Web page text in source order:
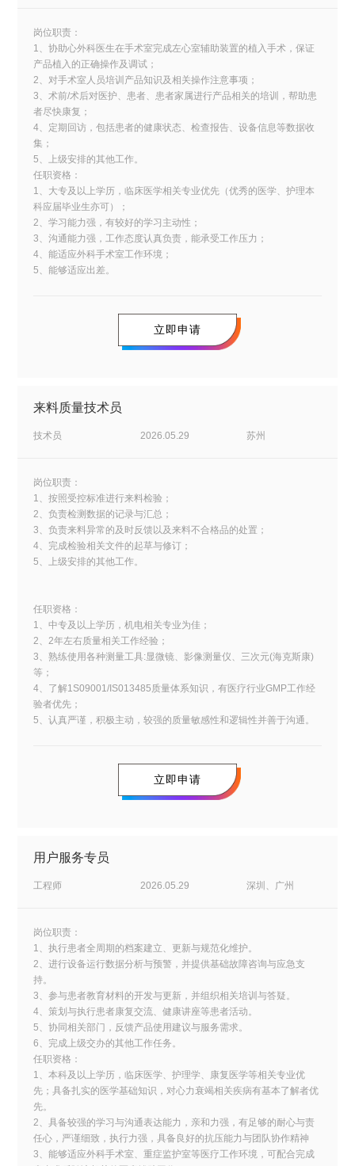
岗位职责：
1、协助心外科医生在手术室完成左心室辅助装置的植入手术，保证
产品植入的正确操作及调试；
2、对手术室人员培训产品知识及相关操作注意事项；
3、术前/术后对医护、患者、患者家属进行产品相关的培训，帮助患
者尽快康复；
4、定期回访，包括患者的健康状态、检查报告、设备信息等数据收
集；
5、上级安排的其他工作。
任职资格：
1、大专及以上学历，临床医学相关专业优先（优秀的医学、护理本
科应届毕业生亦可）；
2、学习能力强，有较好的学习主动性；
3、沟通能力强，工作态度认真负责，能承受工作压力；
4、能适应外科手术室工作环境；
5、能够适应出差。
立即申请
来料质量技术员
技术员 2026.05.29 苏州
岗位职责：
1、按照受控标准进行来料检验；
2、负责检测数据的记录与汇总；
3、负责来料异常的及时反馈以及来料不合格品的处置；
4、完成检验相关文件的起草与修订；
5、上级安排的其他工作。
任职资格：
1、中专及以上学历，机电相关专业为佳；
2、2年左右质量相关工作经验；
3、熟练使用各种测量工具:显微镜、影像测量仪、三次元(海克斯康)
等；
4、了解1S09001/IS013485质量体系知识，有医疗行业GMP工作经
验者优先；
5、认真严谨，积极主动，较强的质量敏感性和逻辑性并善于沟通。
立即申请
用户服务专员
工程师 2026.05.29 深圳、广州
岗位职责：
1、执行患者全周期的档案建立、更新与规范化维护。
2、进行设备运行数据分析与预警，并提供基础故障咨询与应急支
持。
3、参与患者教育材料的开发与更新，并组织相关培训与答疑。
4、策划与执行患者康复交流、健康讲座等患者活动。
5、协同相关部门，反馈产品使用建议与服务需求。
6、完成上级交办的其他工作任务。
任职资格：
1、本科及以上学历，临床医学、护理学、康复医学等相关专业优
先；具备扎实的医学基础知识，对心力衰竭相关疾病有基本了解者优
先。
2、具备较强的学习与沟通表达能力，亲和力强，有足够的耐心与责
任心，严谨细致，执行力强，具备良好的抗压能力与团队协作精神
3、能够适应外科手术室、重症监护室等医疗工作环境，可配合完成